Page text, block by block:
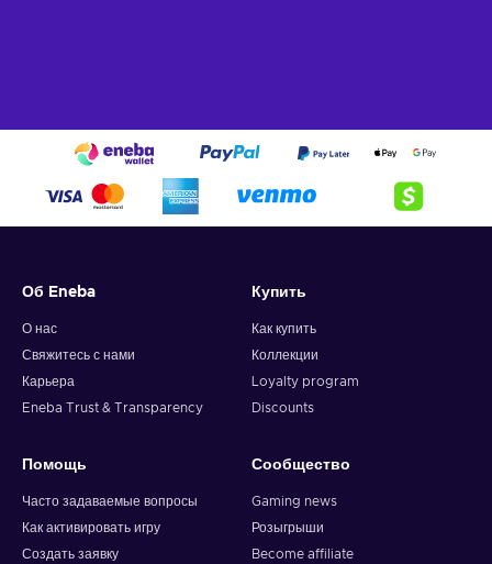
Об Eneba
О нас
Свяжитесь с нами
Карьера
Eneba Trust & Transparency
Купить
Как купить
Коллекции
Loyalty program
Discounts
Помощь
Часто задаваемые вопросы
Как активировать игру
Создать заявку
Сообщество
Gaming news
Розыгрыши
Become affiliate